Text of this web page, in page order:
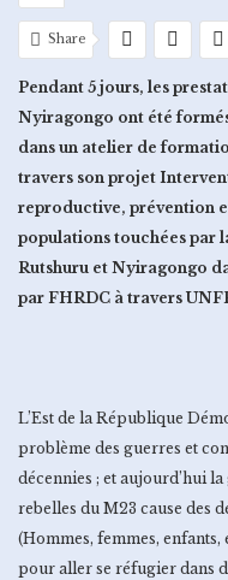
Share
Pendant 5 jours, les
Nyiragongo ont été
dans un atelier de
travers son projet
reproductive, prévention
populations touchées par
Rutshuru et Nyiragongo
par FHRDC à travers
L’Est de la République
problème des guerres et
décennies ; et aujourd’hui
rebelles du M23 cause des
(Hommes, femmes,
pour aller se réfugier dans